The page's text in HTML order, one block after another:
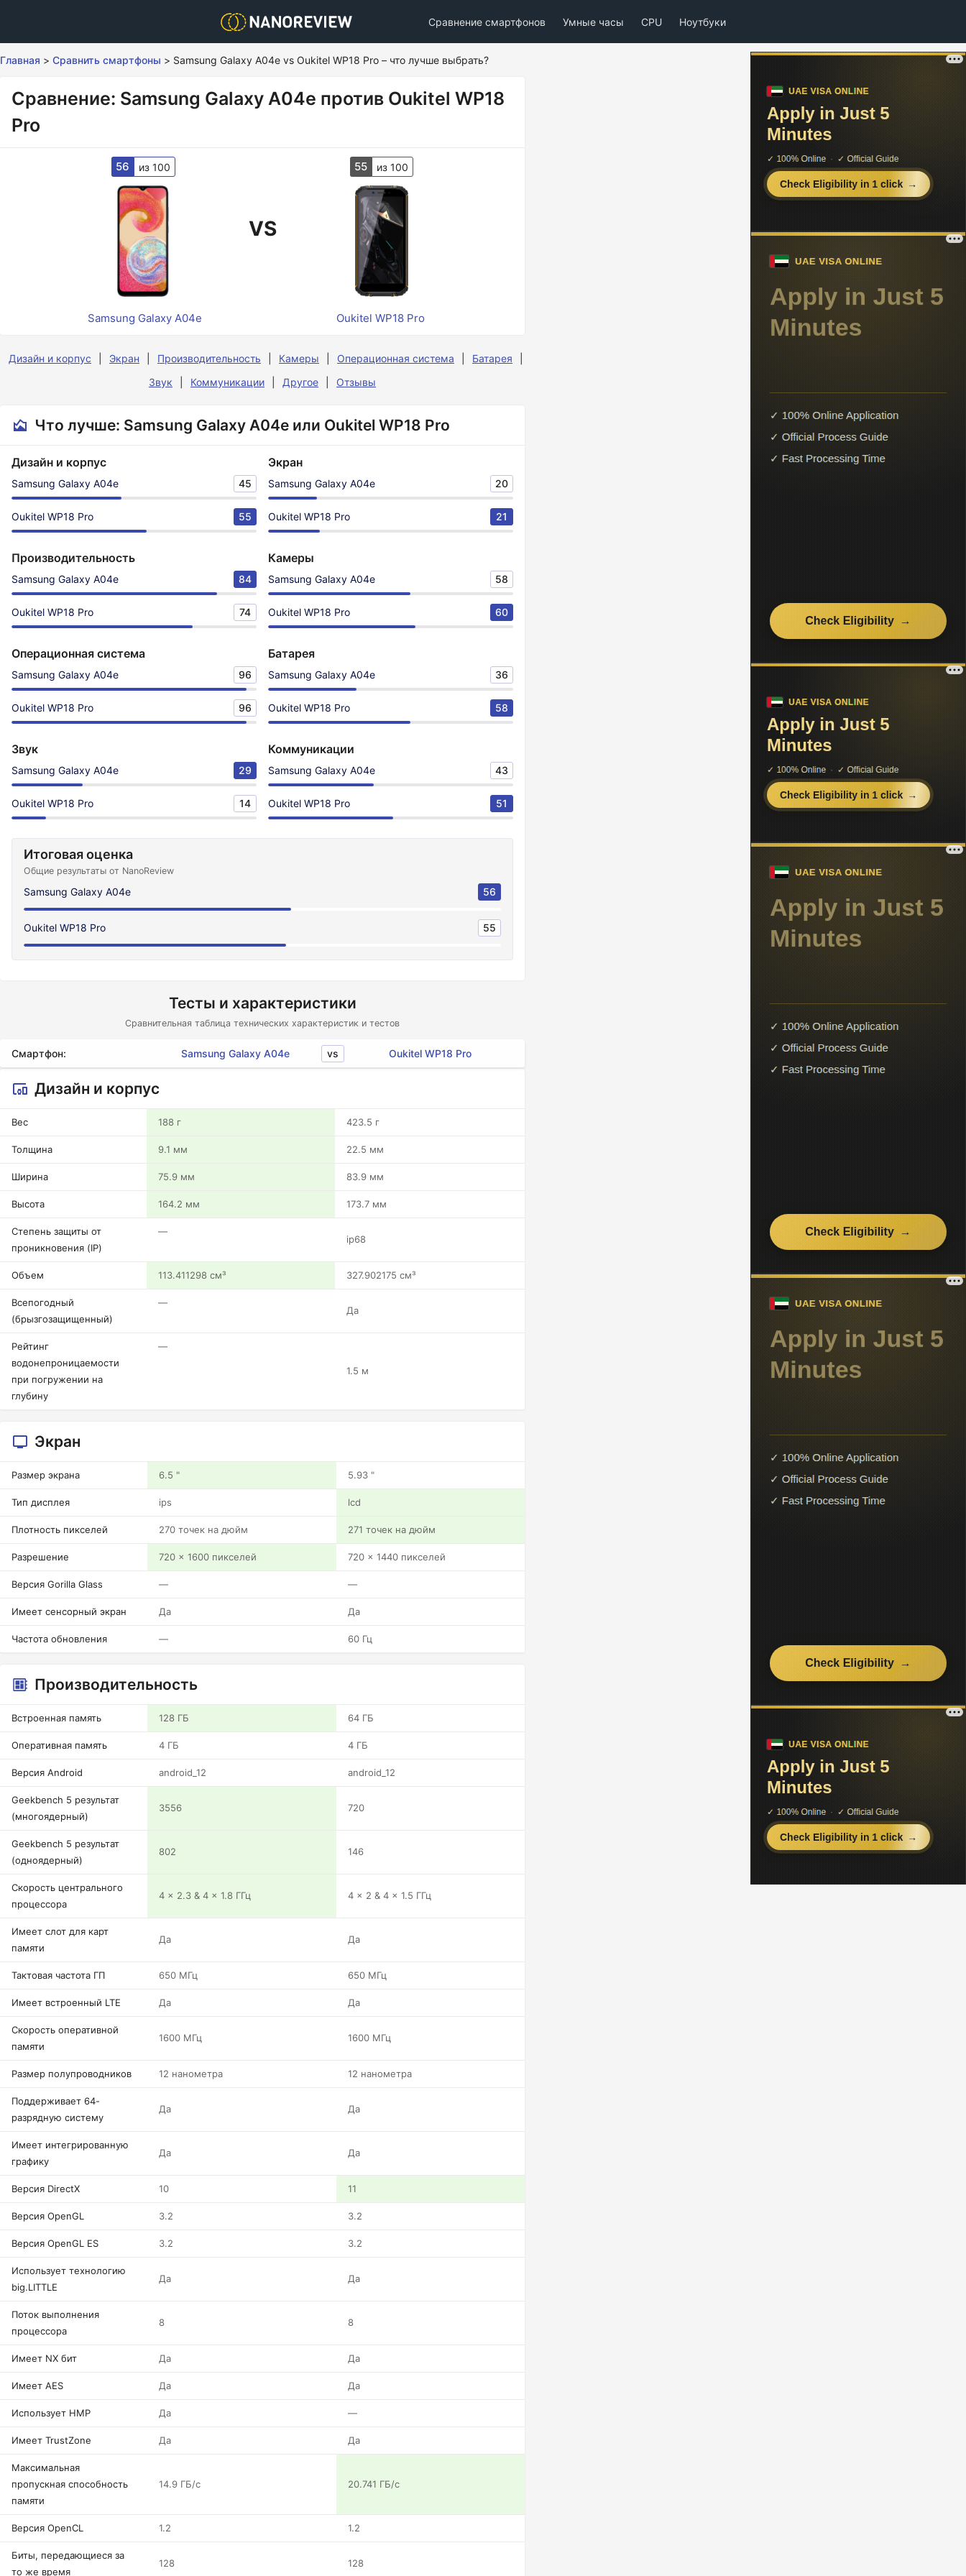
Сравнение смартфонов Умные часы CPU Ноутбуки
Главная > Сравнить смартфоны > Samsung Galaxy A04e vs Oukitel WP18 Pro – что лучше выбрать?
Сравнение: Samsung Galaxy A04e против Oukitel WP18
Pro
56 из 100
VS
55 из 100
Samsung Galaxy A04e Oukitel WP18 Pro
Дизайн и корпус Экран Производительность Камеры Операционная система
Батарея
Звук
Коммуникации Другое Отзывы
Что лучше: Samsung Galaxy A04e или Oukitel WP18 Pro
Дизайн и корпус
Samsung Galaxy A04e 45
Oukitel WP18 Pro 55
Экран
Samsung Galaxy A04e 20
Oukitel WP18 Pro 21
Производительность
Samsung Galaxy A04e 84
Oukitel WP18 Pro 74
Камеры
Samsung Galaxy A04e 58
Oukitel WP18 Pro 60
Операционная система
Samsung Galaxy A04e 96
Oukitel WP18 Pro 96
Батарея
Samsung Galaxy A04e 36
Oukitel WP18 Pro 58
Звук
Samsung Galaxy A04e 29
Oukitel WP18 Pro 14
Коммуникации
Samsung Galaxy A04e 43
Oukitel WP18 Pro 51
Итоговая оценка
Общие результаты от NanoReview
Samsung Galaxy A04e 56
Oukitel WP18 Pro 55
Тесты и характеристики
Сравнительная таблица технических характеристик и тестов
Смартфон: Samsung Galaxy A04e vs Oukitel WP18 Pro
Дизайн и корпус
Вес 188 г 423.5 г
Толщина 9.1 мм 22.5 мм
Ширина 75.9 мм 83.9 мм
Высота 164.2 мм 173.7 мм
Степень защиты от
проникновения (IP)
—
ip68
Объем 113.411298 см³ 327.902175 см³
Всепогодный
(брызгозащищенный)
—
Да
Рейтинг
водонепроницаемости
при погружении на
глубину
—
1.5 м
Экран
Размер экрана 6.5 " 5.93 "
Тип дисплея ips lcd
Плотность пикселей 270 точек на дюйм 271 точек на дюйм
Разрешение 720 x 1600 пикселей 720 x 1440 пикселей
Версия Gorilla Glass — —
Имеет сенсорный экран Да Да
Частота обновления — 60 Гц
Производительность
Встроенная память 128 ГБ 64 ГБ
Оперативная память 4 ГБ 4 ГБ
Версия Android android_12 android_12
Geekbench 5 результат
(многоядерный)
3556 720
Geekbench 5 результат
(одноядерный)
802 146
Скорость центрального
процессора
4 x 2.3 & 4 x 1.8 ГГц 4 x 2 & 4 x 1.5 ГГц
Имеет слот для карт
памяти
Да Да
Тактовая частота ГП 650 МГц 650 МГц
Имеет встроенный LTE Да Да
Скорость оперативной
памяти
1600 МГц 1600 МГц
Размер полупроводников 12 нанометра 12 нанометра
Поддерживает 64-
разрядную систему
Да Да
Имеет интегрированную
графику
Да Да
Версия DirectX 10 11
Версия OpenGL 3.2 3.2
Версия OpenGL ES 3.2 3.2
Использует технологию
big.LITTLE
Да Да
Поток выполнения
процессора
8 8
Имеет NX бит Да Да
Имеет AES Да Да
Использует HMP Да —
Имеет TrustZone Да Да
Максимальная
пропускная способность
памяти
14.9 ГБ/с 20.741 ГБ/с
Версия OpenCL 1.2 1.2
Биты, передающиеся за
то же время
128 128